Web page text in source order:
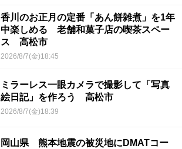
香川のお正月の定番「あん餅雑煮」を1年
中楽しめる 老舗和菓子店の喫茶スペー
ス 高松市
2026/8/7(金)18:45
ミラーレス一眼カメラで撮影して「写真
絵日記」を作ろう 高松市
2026/8/7(金)18:39
岡山県 熊本地震の被災地にDMATコー